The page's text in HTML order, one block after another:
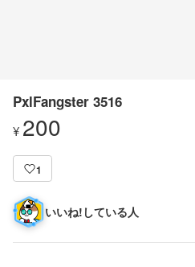
PxlFangster 3516
¥ 200
1
いいね!している人